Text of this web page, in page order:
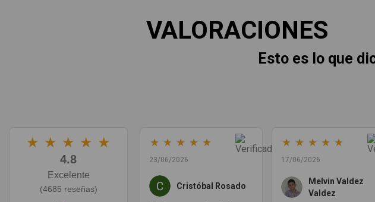
VALORACIONES
Esto es lo que
★ ★ ★ ★ ★
4.8
Excelente
(4685 reseñas)
★ ★ ★ ★ ★
23/06/2026
Cristóbal Rosado
★ ★ ★ ★ ★
17/06/2026
Melvin Valdez
Valdez